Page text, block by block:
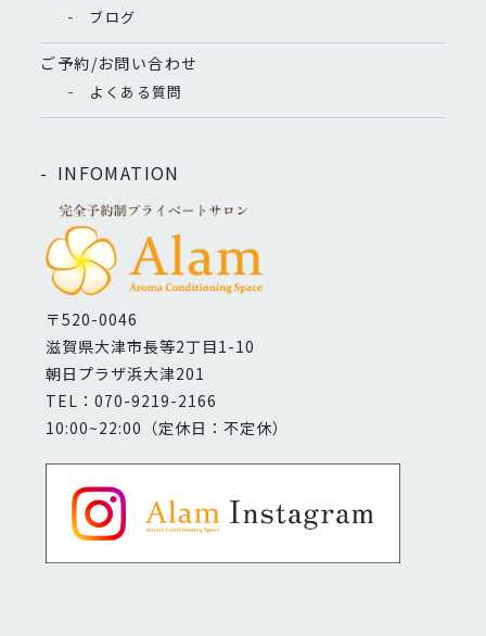
ブログ
ご予約/お問い合わせ
よくある質問
INFOMATION
〒520-0046
滋賀県大津市長等2丁目1-10
朝日プラザ浜大津201
TEL：070-9219-2166
10:00~22:00（定休日：不定休）